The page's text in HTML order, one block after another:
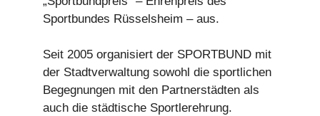
Sportbundes Rüsselsheim – aus.
Seit 2005 organisiert der SPORTBUND mit
der Stadtverwaltung sowohl die sportlichen
Begegnungen mit den Partnerstädten als
auch die städtische Sportlerehrung.